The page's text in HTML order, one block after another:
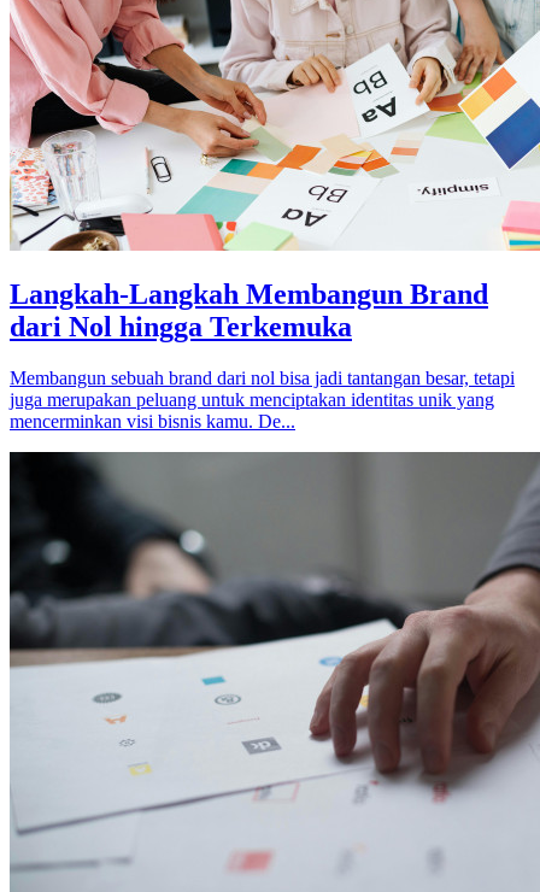
Langkah-Langkah Membangun Brand
dari Nol hingga Terkemuka
Membangun sebuah brand dari nol bisa jadi tantangan besar, tetapi
juga merupakan peluang untuk menciptakan identitas unik yang
mencerminkan visi bisnis kamu. De...